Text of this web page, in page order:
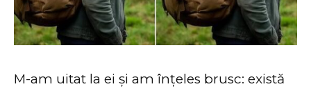
M-am uitat la ei și am înțeles brusc: există